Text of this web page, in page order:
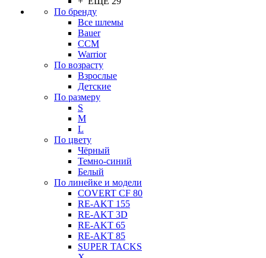
По бренду
Все шлемы
Bauer
CCM
Warrior
По возрасту
Взрослые
Детские
По размеру
S
M
L
По цвету
Чёрный
Темно-синий
Белый
По линейке и модели
COVERT CF 80
RE-AKT 155
RE-AKT 3D
RE-AKT 65
RE-AKT 85
SUPER TACKS